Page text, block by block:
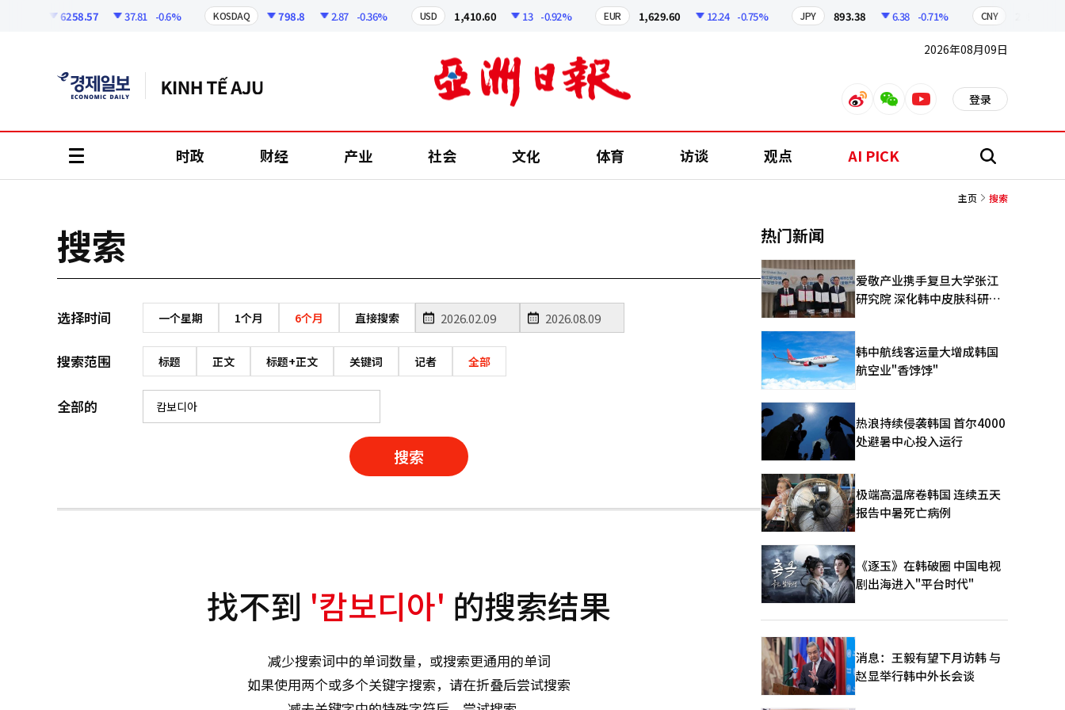
6258.57 37.81 -0.6% KOSDAQ 798.8 2.87 -0.36% USD 1,410.60 13 -0.92% EUR 1,629.60 12.24 -0.75% JPY 893.38 6.38 -0.71% CNY
2026年08月09日
weiboweixinyoutube 登录
时政 财经 产业 社会 文化 体育 访谈 观点 AI PICK 搜
主页 搜索
搜索
选择时间 一个星期 1个月 6个月 直接搜索
搜索范围 标题 正文 标题+正文 关键词 记者 全部
全部的
搜索
找不到 '캄보디아' 的搜索结果
减少搜索词中的单词数量，或搜索更通用的单词
如果使用两个或多个关键字搜索，请在折叠后尝试搜索
热门新闻
爱敬产业携手复旦大学张江
研究院 深化韩中皮肤科研合
韩中航线客运量大增成韩国
航空业"香饽饽"
热浪持续侵袭韩国 首尔4000
处避暑中心投入运行
极端高温席卷韩国 连续五天
报告中暑死亡病例
《逐玉》在韩破圈 中国电视
剧出海进入"平台时代"
消息：王毅有望下月访韩 与
赵显举行韩中外长会谈